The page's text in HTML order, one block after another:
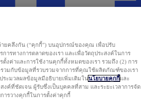
ายคลึงกัน (“คุกกี้”) บนอุปกรณ์ของคุณ เพื่อปรับ
รทางการตลาดของเรา และเพื่อวัตถุประสงค์ในการ
งค่าและการใช้งานคุกกี้ทั้งหมดของเรา รวมถึง (2) การ
วมกับข้อมูลที่รวบรวมจากการที่คุณใช้ผลิตภัณฑ์ของเรา
ระมวลผลข้อมูลมีอธิบายเพิ่มเติมในนโยบายคุกกี้และ
งค์ที่ชัดเจน ผู้รับซึ่งเป็นบุคคลที่สาม และระยะเวลาการจัด
ารวางคุกกี้ในการตั้งค่าคุกกี้